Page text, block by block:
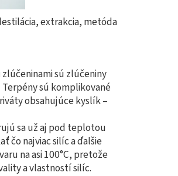
extrakcia, metóda
sú zlúčeniny
sú komplikované
obsahujúce kyslík –
sa už aj pod teplotou
čo najviac silíc a ďalšie
na asi 100°C, pretože
a vlastností silíc.